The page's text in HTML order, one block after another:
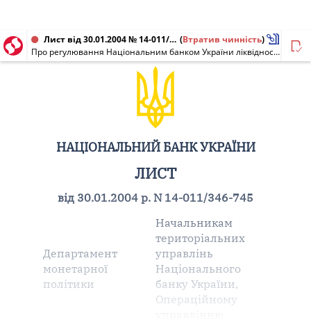
Лист від 30.01.2004 № 14-011/346-745 (Втратив чинність)
Про регулювання Національним банком України ліквідності банків України шляхом рефінансування, депозитних та інших операцій
НАЦІОНАЛЬНИЙ БАНК УКРАЇНИ
ЛИСТ
від 30.01.2004 р. N 14-011/346-745
Департамент
монетарної
політики
Начальникам
територіальних
управлінь
Національного
банку України,
Операційному